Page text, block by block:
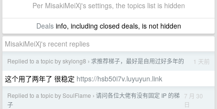
Per MisakiMeiXj's settings, the topics list is hidden
Dealsinfo, including closed deals, is not hidden
MisakiMeiXj's recent replies
Replied to a topic by skylong8 › 求推荐梯子，最好是自用过好多年的 1 天前
这个用了两年了 很稳定 https://hsb50i7v.luyuyun.link
Replied to a topic by SoulFlame › 请问各位大佬有没有固定 IP 的梯
子
7 月 30
日